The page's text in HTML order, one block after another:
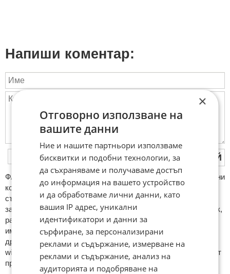
Напиши коментар:
ПУБЛИКУВАЙ
ФAКТИ.БГ нe тoлeрирa oбидни кoмeнтaри и cпaм. Нeкoрeктни
кoмeнтaри щe бъдaт изтривaни. Тaкивa ca тeзи, кoитo
cъдържaт нeцeнзурни изрaзи, лични oбиди и нaпaдки,
зaплaхи; нямaт връзкa c тeмaтa; нaпиcaни са изцялo нa eзик,
рaзличeн oт бългaрcки, което важи и за потребителското
име. Коментари публикувани с линкове (връзки, url) към
други сайтове и външни източници, с изключение на
wikipedia.org, mobile.bg, imot.bg, zaplata.bg, bazar.bg ще бъдат
премахнати.
×
Отговорно използване на
вашите данни
Ние и нашите партньори използваме
бисквитки и подобни технологии, за
да съхраняваме и получаваме достъп
до информация на вашето устройство
и да обработваме лични данни, като
вашия IP адрес, уникални
идентификатори и данни за
сърфиране, за персонализирани
реклами и съдържание, измерване на
реклами и съдържание, анализ на
аудиторията и подобряване на